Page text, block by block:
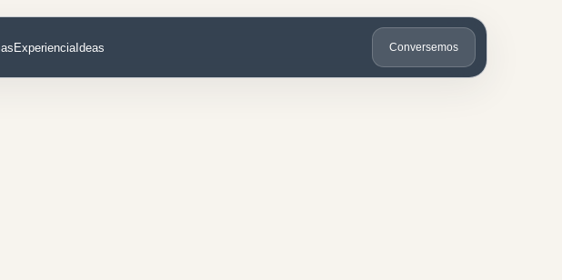
ExperienciaIdeas Conversemos